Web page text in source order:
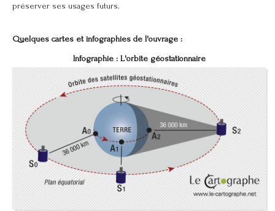
préserver ses usages futurs.
Quelques cartes et infographies de l'ouvrage :
Infographie : L'orbite géostationnaire